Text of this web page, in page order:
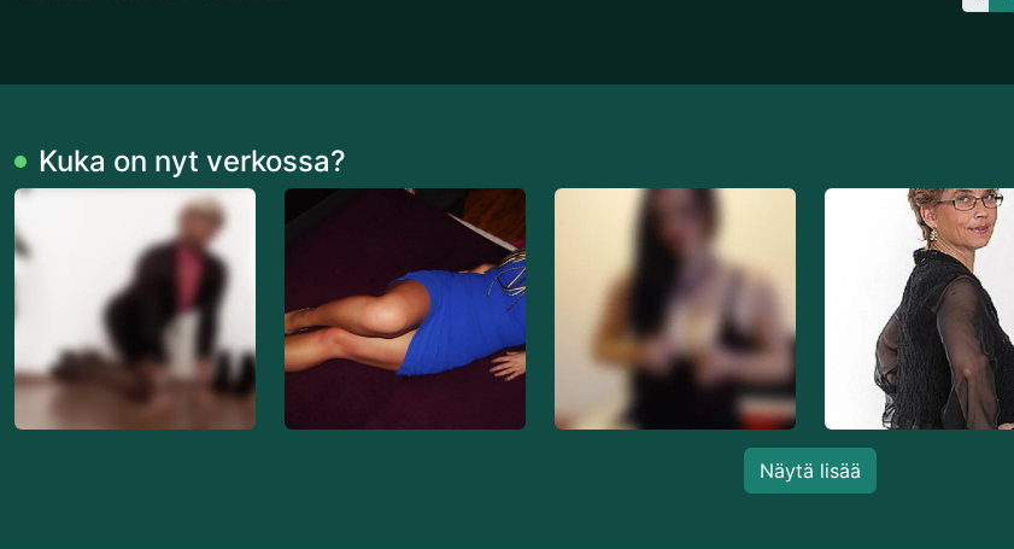
Kuka on nyt verkossa?
Näytä lisää